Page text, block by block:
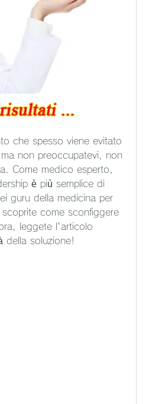
che spesso viene evitato
non preoccupatevi, non
Come medico esperto,
è più semplice di
guru della medicina per
come sconfiggere
leggete l'articolo
della soluzione!